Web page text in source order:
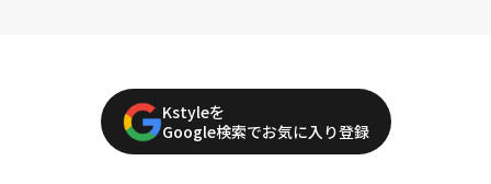
Kstyleを
Google検索でお気に入り登録